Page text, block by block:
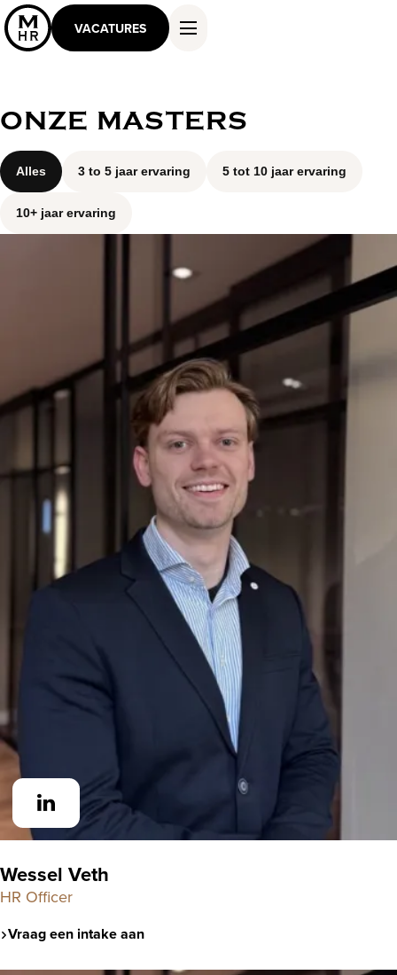
VACATURES
WERKEN ALS MASTER
KENNIS EN INSPIRATIE
OVER ONS
ONZE MASTERS
Alles 3 to 5 jaar ervaring 5 tot 10 jaar ervaring
10+ jaar ervaring
Wessel Veth
HR Officer
Vraag een intake aan